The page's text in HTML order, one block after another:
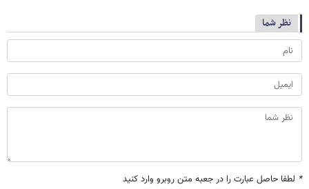
نظر شما
* لطفا حاصل عبارت را در جعبه متن روبرو وارد کنید